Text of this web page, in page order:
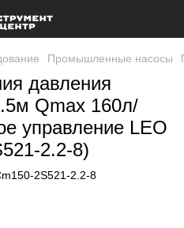
Промышленные насосы
давления
Qmax 160л/
управление LEO
2.2-8)
2S521-2.2-8